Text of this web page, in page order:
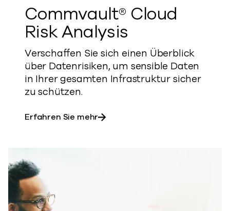
Commvault® Cloud
Risk Analysis
Verschaffen Sie sich einen Überblick
über Datenrisiken, um sensible Daten
in Ihrer gesamten Infrastruktur sicher
zu schützen.
Erfahren Sie mehrüber Commvault® Cloud Risk